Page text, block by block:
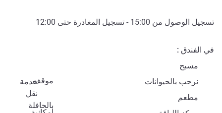
تسجيل الوصول من 15:00 - تسجيل المغادرة حتى 12:00
في الفندق
مسبح
موقف
نرحب بالحيوانات
خدمة
نقل
بالحافلة
مطعم